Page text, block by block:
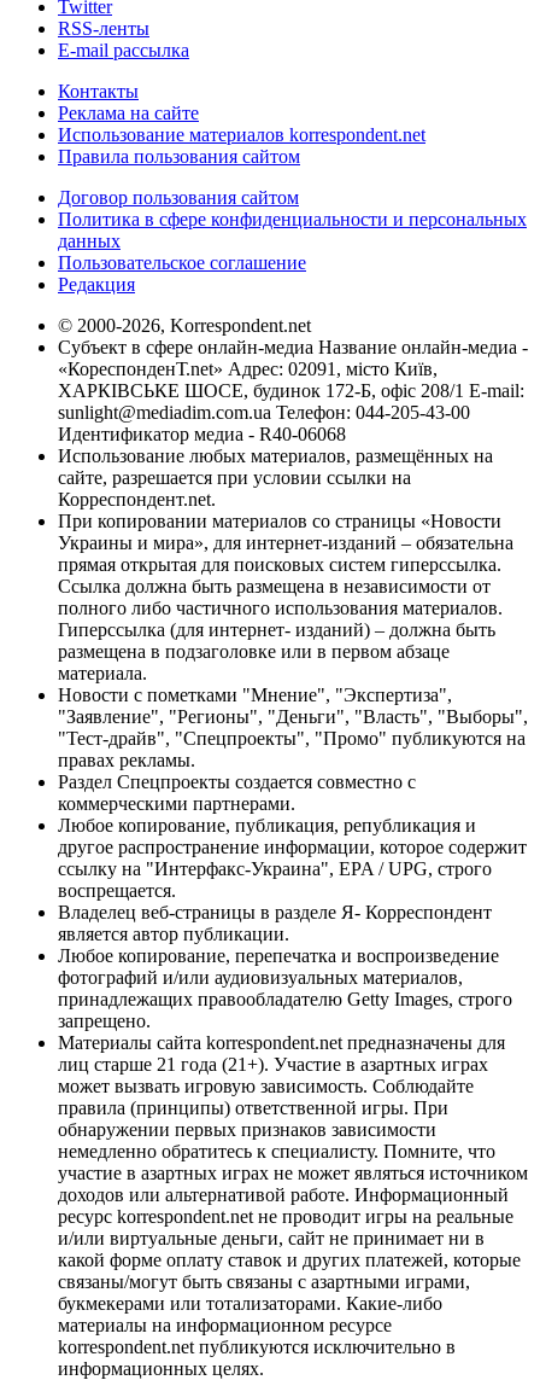
Twitter
RSS-ленты
E-mail рассылка
Контакты
Реклама на сайте
Использование материалов korrespondent.net
Правила пользования сайтом
Договор пользования сайтом
Политика в сфере конфиденциальности и персональных
данных
Пользовательское соглашение
Редакция
© 2000-2026, Korrespondent.net
Субъект в сфере онлайн-медиа Название онлайн-медиа -
«КореспонденТ.net» Адрес: 02091, місто Київ,
ХАРКІВСЬКЕ ШОСЕ, будинок 172-Б, офіс 208/1 E-mail:
sunlight@mediadim.com.ua Телефон: 044-205-43-00
Идентификатор медиа - R40-06068
Использование любых материалов, размещённых на
сайте, разрешается при условии ссылки на
Корреспондент.net.
При копировании материалов со страницы «Новости
Украины и мира», для интернет-изданий – обязательна
прямая открытая для поисковых систем гиперссылка.
Ссылка должна быть размещена в независимости от
полного либо частичного использования материалов.
Гиперссылка (для интернет- изданий) – должна быть
размещена в подзаголовке или в первом абзаце
материала.
Новости с пометками "Мнение", "Экспертиза",
"Заявление", "Регионы", "Деньги", "Власть", "Выборы",
"Тест-драйв", "Спецпроекты", "Промо" публикуются на
правах рекламы.
Раздел Спецпроекты создается совместно с
коммерческими партнерами.
Любое копирование, публикация, републикация и
другое распространение информации, которое содержит
ссылку на "Интерфакс-Украина", EPA / UPG, строго
воспрещается.
Владелец веб-страницы в разделе Я- Корреспондент
является автор публикации.
Любое копирование, перепечатка и воспроизведение
фотографий и/или аудиовизуальных материалов,
принадлежащих правообладателю Getty Images, строго
запрещено.
Материалы сайта korrespondent.net предназначены для
лиц старше 21 года (21+). Участие в азартных играх
может вызвать игровую зависимость. Соблюдайте
правила (принципы) ответственной игры. При
обнаружении первых признаков зависимости
немедленно обратитесь к специалисту. Помните, что
участие в азартных играх не может являться источником
доходов или альтернативой работе. Информационный
ресурс korrespondent.net не проводит игры на реальные
и/или виртуальные деньги, сайт не принимает ни в
какой форме оплату ставок и других платежей, которые
связаны/могут быть связаны с азартными играми,
букмекерами или тотализаторами. Какие-либо
материалы на информационном ресурсе
korrespondent.net публикуются исключительно в
информационных целях.